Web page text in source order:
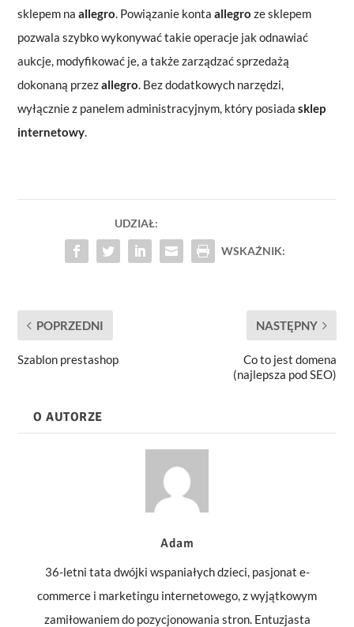
sklepem naallegro. Powiązanie kontaallegro ze sklepem
pozwala szybko wykonywać takie operacje jak odnawiać
aukcje, modyfikować je, a także zarządzać sprzedażą
dokonaną przezallegro. Bez dodatkowych narzędzi,
wyłącznie z panelem administracyjnym, który posiadasklep
internetowy.
UDZIAŁ:
WSKAŹNIK:
POPRZEDNI
Szablon prestashop
NASTĘPNY
Co to jest domena
(najlepsza pod SEO)
O AUTORZE
Adam
36-letni tata dwójki wspaniałych dzieci, pasjonat e-
commerce i marketingu internetowego, z wyjątkowym
zamiłowaniem do pozycjonowania stron. Entuzjasta